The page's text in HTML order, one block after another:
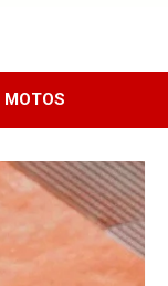
MOTOS